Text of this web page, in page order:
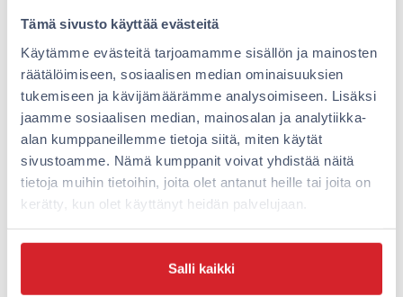
Tämä sivusto käyttää evästeitä
Käytämme evästeitä tarjoamamme sisällön ja mainosten
räätälöimiseen, sosiaalisen median ominaisuuksien
tukemiseen ja kävijämäärämme analysoimiseen. Lisäksi
jaamme sosiaalisen median, mainosalan ja analytiikka-
alan kumppaneillemme tietoja siitä, miten käytät
sivustoamme. Nämä kumppanit voivat yhdistää näitä
tietoja muihin tietoihin, joita olet antanut heille tai joita on
kerätty, kun olet käyttänyt heidän palvelujaan.
Salli kaikki
Arboretumissa, joka tarjoaa kauniin puistoympäristön
piknikille ja leikkeihin. Kaupungin hiekkarannat ovat
myös suosittuja perheiden keskuudessa lämpimillä
säillä. Jos käytössänne on auto, päiväretki Kolille on
unohtumaton kokemus koko perheelle – upeat
näköalat kansallismaisemaan ihastuttavat
kaikenikäisiä.
Sadepäivien varalle
Jos sää ei suosi, Joensuussa on onneksi paljon
sisäaktiviteetteja. Sisäleikkipuistojen lisäksi voi